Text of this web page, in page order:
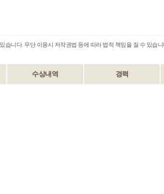
습니다. 무단 이용시 저작권법 등에 따라 법적 책임을 질 수 있습니
수상내역 경력